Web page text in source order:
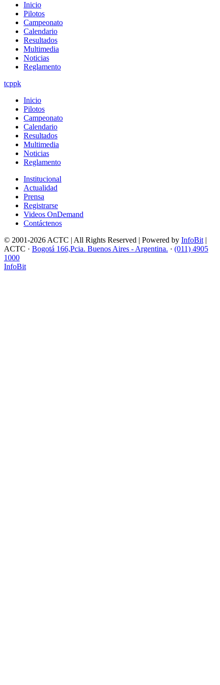
Inicio
Pilotos
Campeonato
Calendario
Resultados
Multimedia
Noticias
Reglamento
tcppk
Inicio
Pilotos
Campeonato
Calendario
Resultados
Multimedia
Noticias
Reglamento
Institucional
Actualidad
Prensa
Registrarse
Videos OnDemand
Contáctenos
© 2001-2026 ACTC | All Rights Reserved | Powered by InfoBit|
ACTC · Bogotá 166,Pcia. Buenos Aires - Argentina. · (011) 4905
1000
InfoBit